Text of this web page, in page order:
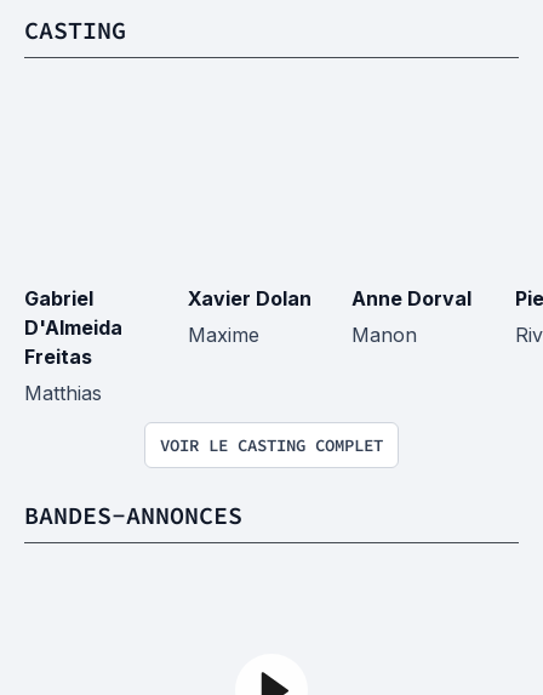
CASTING
Gabriel
D'Almeida
Freitas
Matthias
Xavier Dolan
Maxime
Anne Dorval
Manon
VOIR LE CASTING COMPLET
BANDES-ANNONCES